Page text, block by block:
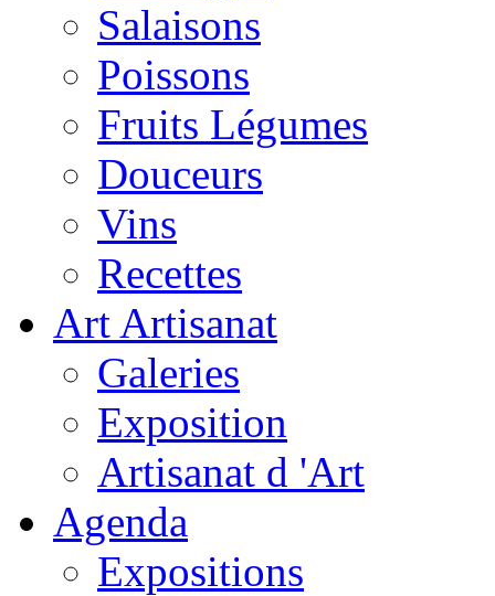
Salaisons
Poissons
Fruits Légumes
Douceurs
Vins
Recettes
Art Artisanat
Galeries
Exposition
Artisanat d 'Art
Agenda
Expositions